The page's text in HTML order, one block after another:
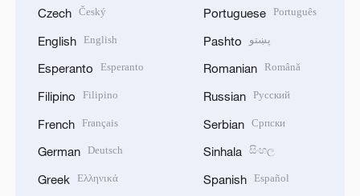
Czech Český
English English
Esperanto Esperanto
Filipino Filipino
French Français
German Deutsch
Greek Ελληνικά
Portuguese Português
Pashto پښتو
Romanian Română
Russian Русский
Serbian Српски
Sinhala සිංහල
Spanish Español